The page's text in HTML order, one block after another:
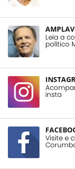
Leia a
político
insta
Visite e